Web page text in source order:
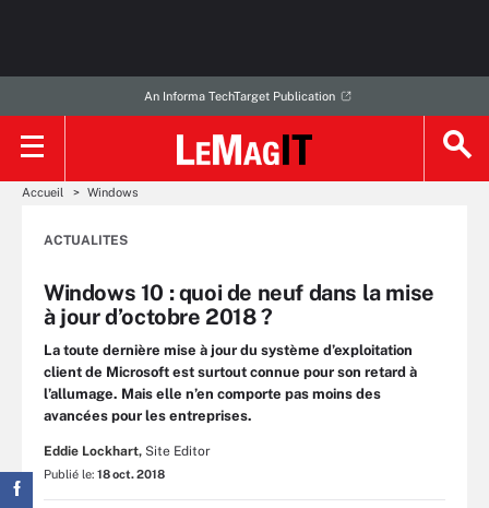
An Informa TechTarget Publication
Accueil Windows
ACTUALITES
Windows 10 : quoi de neuf dans la mise
à jour d’octobre 2018 ?
La toute dernière mise à jour du système d’exploitation
client de Microsoft est surtout connue pour son retard à
l’allumage. Mais elle n’en comporte pas moins des
avancées pour les entreprises.
Eddie Lockhart, Site Editor
Publié le: 18 oct. 2018